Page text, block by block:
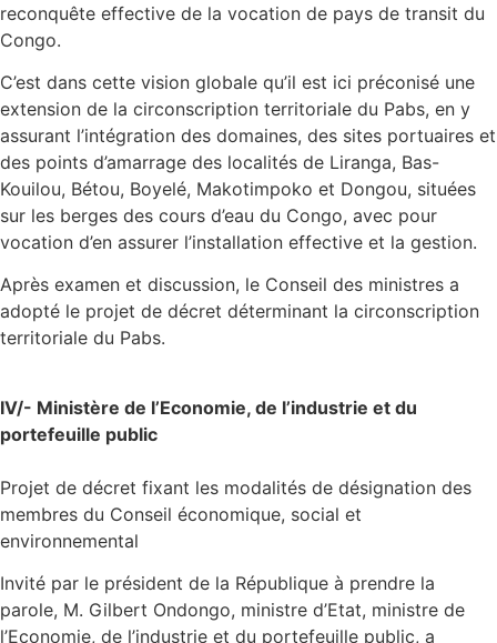
reconquête effective de la vocation de pays de transit du
Congo.
C’est dans cette vision globale qu’il est ici préconisé une
extension de la circonscription territoriale du Pabs, en y
assurant l’intégration des domaines, des sites portuaires et
des points d’amarrage des localités de Liranga, Bas-
Kouilou, Bétou, Boyelé, Makotimpoko et Dongou, situées
sur les berges des cours d’eau du Congo, avec pour
vocation d’en assurer l’installation effective et la gestion.
Après examen et discussion, le Conseil des ministres a
adopté le projet de décret déterminant la circonscription
territoriale du Pabs.
IV/- Ministère de l’Economie, de l’industrie et du
portefeuille public
Projet de décret fixant les modalités de désignation des
membres du Conseil économique, social et
environnemental
Invité par le président de la République à prendre la
parole, M. Gilbert Ondongo, ministre d’Etat, ministre de
l’Economie, de l’industrie et du portefeuille public, a